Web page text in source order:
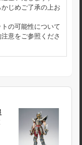
じめご了承の上お
の可能性について
意をご参照くださ